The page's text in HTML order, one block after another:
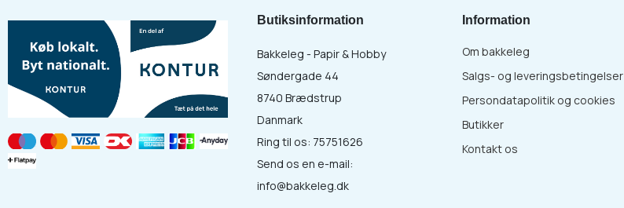
Butiksinformation
Bakkeleg - Papir & Hobby
Søndergade 44
8740 Brædstrup
Danmark
Ring til os: 75751626
Send os en e-mail:
info@bakkeleg.dk
Information
Om bakkeleg
Salgs- og leveringsbetingelser
Persondatapolitik og cookies
Butikker
Kontakt os